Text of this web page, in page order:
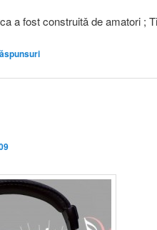
a fost construitǎ de amatori ;